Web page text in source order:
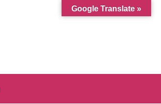
Google Translate »